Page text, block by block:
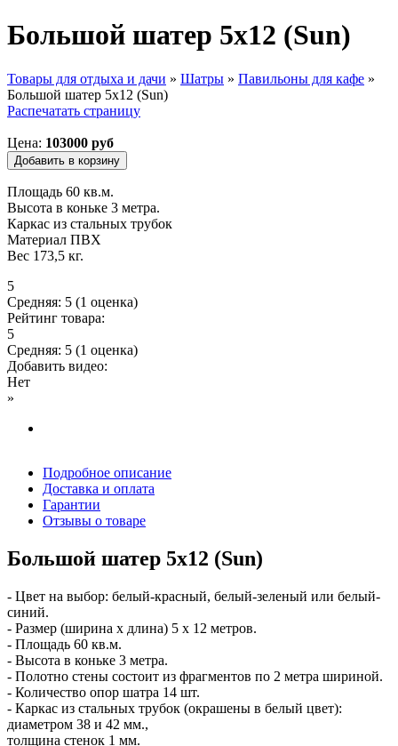
Большой шатер 5х12 (Sun)
Вы здесь
Товары для отдыха и дачи » Шатры » Павильоны для кафе »
Большой шатер 5х12 (Sun)
Распечатать страницу
Цена: 103000 руб
Площадь 60 кв.м.
Высота в коньке 3 метра.
Каркас из стальных трубок
Материал ПВХ
Вес 173,5 кг.
5
Средняя: 5 (1 оценка)
Рейтинг товара:
5
Средняя: 5 (1 оценка)
Добавить видео:
Нет
»
Подробное описание
Доставка и оплата
Гарантии
Отзывы о товаре
Большой шатер 5х12 (Sun)
- Цвет на выбор: белый-красный, белый-зеленый или белый-
синий.
- Размер (ширина х длина) 5 х 12 метров.
- Площадь 60 кв.м.
- Высота в коньке 3 метра.
- Полотно стены состоит из фрагментов по 2 метра шириной.
- Количество опор шатра 14 шт.
- Каркас из стальных трубок (окрашены в белый цвет):
диаметром 38 и 42 мм.,
толщина стенок 1 мм.